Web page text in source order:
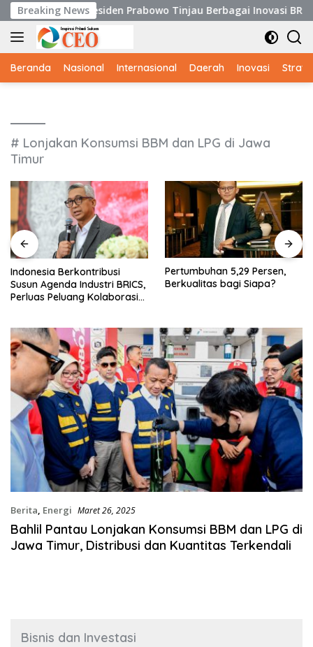
Langsung
ke
konten
Breaking News
Presiden Prabowo Tinjau Berbagai Inovasi BRIN
Beranda Nasional Internasional Daerah Inovasi
# Lonjakan Konsumsi BBM dan LPG di Jawa
Timur
Indonesia Berkontribusi
Susun Agenda Industri BRICS,
Perluas Peluang Kolaborasi
Pertumbuhan 5,29 Persen,
Berkualitas bagi Siapa?
Berita, Energi Maret 26, 2025
Bahlil Pantau Lonjakan Konsumsi BBM dan LPG di
Jawa Timur, Distribusi dan Kuantitas Terkendali
Bisnis dan Investasi